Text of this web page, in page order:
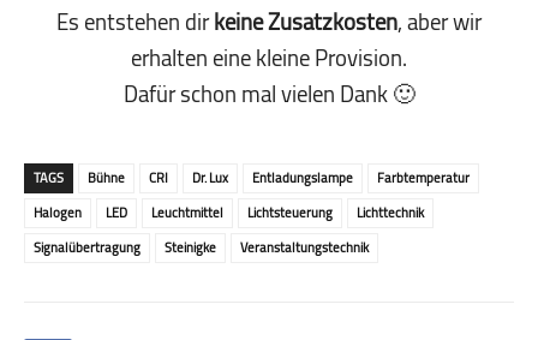
Es entstehen dirkeine Zusatzkosten, aber wir
erhalten eine kleine Pro­vi­sion.
Dafür schon mal vielen Dank 🙂
TAGS Bühne CRI Dr. Lux Entladungslampe
Farbtemperatur
Halogen
LED Leuchtmittel Lichtsteuerung
Lichttechnik
Signalübertragung
Steinigke Veranstaltungstechnik